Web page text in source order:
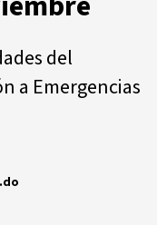
del
a Emergencias